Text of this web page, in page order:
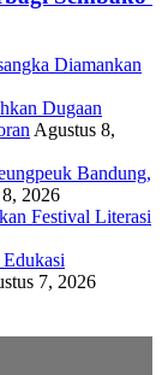
Diamankan
Dugaan
Agustus 8,
Bandung,
2026
Festival Literasi
7, 2026